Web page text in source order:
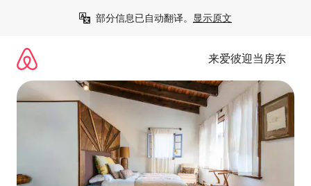
部分信息已自动翻译。 显示原文
来爱彼迎当房东